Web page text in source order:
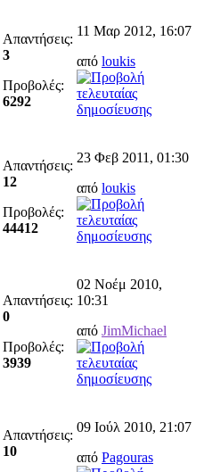
Απαντήσεις:
3
Προβολές:
6292
11 Μαρ 2012, 16:07
από loukis
Απαντήσεις:
12
Προβολές:
44412
23 Φεβ 2011, 01:30
από loukis
Απαντήσεις:
0
Προβολές:
3939
02 Νοέμ 2010,
10:31
από JimMichael
Απαντήσεις:
10
09 Ιούλ 2010, 21:07
από Pagouras